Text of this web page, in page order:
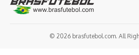
© 2026 brasfutebol.com. All